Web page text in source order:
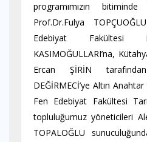
programımızın bitiminde
Prof.Dr.Fulya
Edebiyat Fakültesi
KASIMOĞULLARI’na,
Ercan ŞİRİN
DEĞİRMECİ’ye Altın
Fen Edebiyat Fakültesi
topluluğumuz yöneticileri
TOPALOĞLU